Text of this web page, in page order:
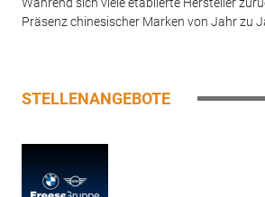
Präsenz chinesischer Marken von Jahr zu
STELLENANGEBOTE